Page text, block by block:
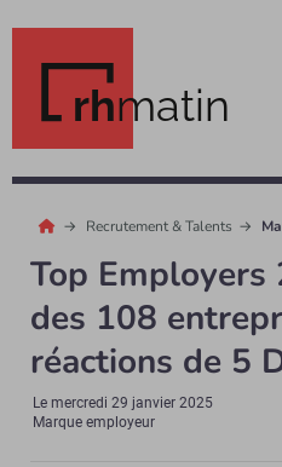
rhmatin
Recrutement & Talents
Top
des 108
réactions de 5
Lemercredi 29 janvier 2025
Marque employeur